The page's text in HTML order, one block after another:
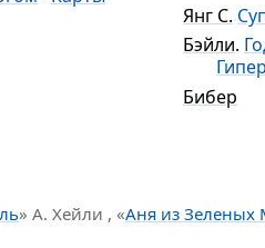
Янг С.
Бэйли.
Бибер
» А. Хейли , «Аня из Зеленых